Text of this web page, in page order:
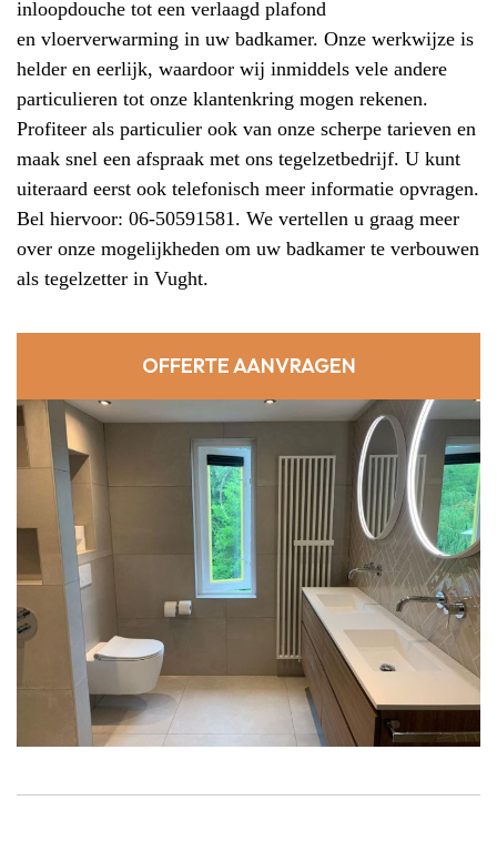
inloopdouche tot een verlaagd plafond
en vloerverwarming in uw badkamer. Onze werkwijze is
helder en eerlijk, waardoor wij inmiddels vele andere
particulieren tot onze klantenkring mogen rekenen.
Profiteer als particulier ook van onze scherpe tarieven en
maak snel een afspraak met ons tegelzetbedrijf. U kunt
uiteraard eerst ook telefonisch meer informatie opvragen.
Bel hiervoor: 06-50591581. We vertellen u graag meer
over onze mogelijkheden om uw badkamer te verbouwen
als tegelzetter in Vught.
OFFERTE AANVRAGEN